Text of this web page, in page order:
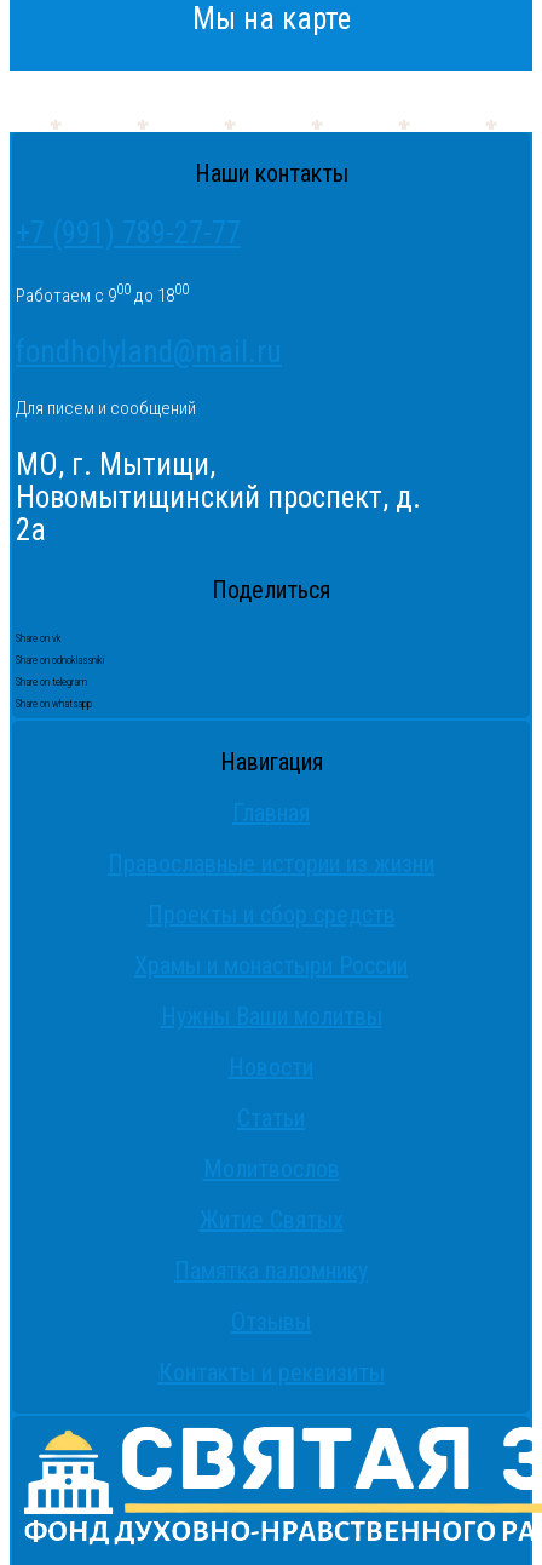
Мы на карте
Наши контакты
+7 (991) 789-27-77
Работаем с 900 до 1800
fondholyland@mail.ru
Для писем и сообщений
МО, г. Мытищи,
Новомытищинский проспект, д.
2а
Поделиться
Share on vk
Share on odnoklassniki
Share on telegram
Share on whatsapp
Навигация
Главная
Православные истории из жизни
Проекты и сбор средств
Храмы и монастыри России
Нужны Ваши молитвы
Новости
Статьи
Молитвослов
Житие Святых
Памятка паломнику
Отзывы
Контакты и реквизиты